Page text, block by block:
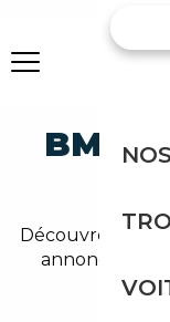
BMW
Découvrez un
annonces de